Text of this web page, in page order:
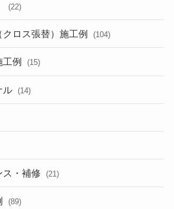
(22)
ロス張替）施工例 (104)
例 (15)
ル (14)
・補修 (21)
(89)